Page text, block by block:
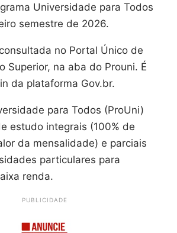
Universidade para Todos
semestre de 2026.
no Portal Único de
Superior, na aba do Prouni. É
da plataforma Gov.br.
para Todos (ProUni)
estudo integrais (100% de
da mensalidade) e parciais
particulares para
renda.
PUBLICIDADE